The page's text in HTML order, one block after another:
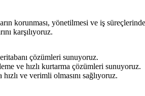
korunması, yönetilmesi ve iş
karşılıyoruz.
çözümleri sunuyoruz.
ve hızlı kurtarma çözümleri sunuyoruz.
ve verimli olmasını sağlıyoruz.